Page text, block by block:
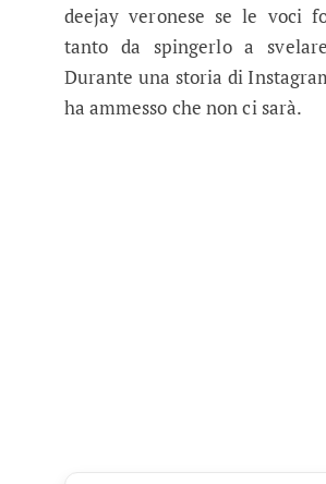
deejay veronese se le voci
tanto da spingerlo a
Durante una storia di
ha ammesso che non ci sarà.